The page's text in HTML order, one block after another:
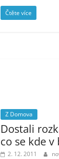
Čtěte více
Z Domova
Dostali
co se kde
2. 12. 2011